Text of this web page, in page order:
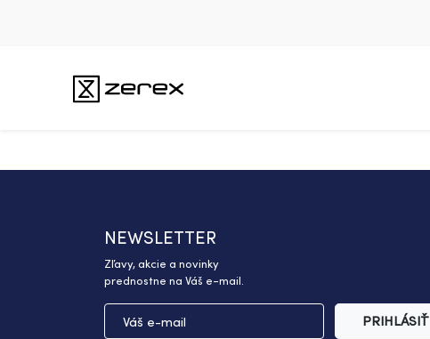
NEWSLETTER
Zľavy, akcie a novinky
prednostne na Váš e-mail.
PRIHLÁSIŤ